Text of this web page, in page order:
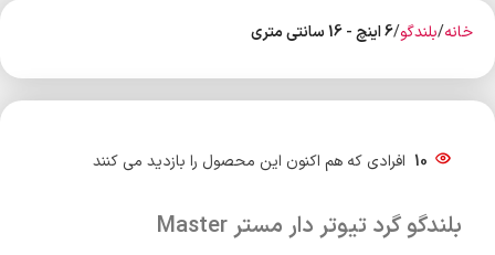
خانه بلندگو 6 اینچ - 16 سانتی متری
10 افرادی که هم اکنون این محصول را بازدید می کنند
بلندگو گرد تیوتر دار مستر Master